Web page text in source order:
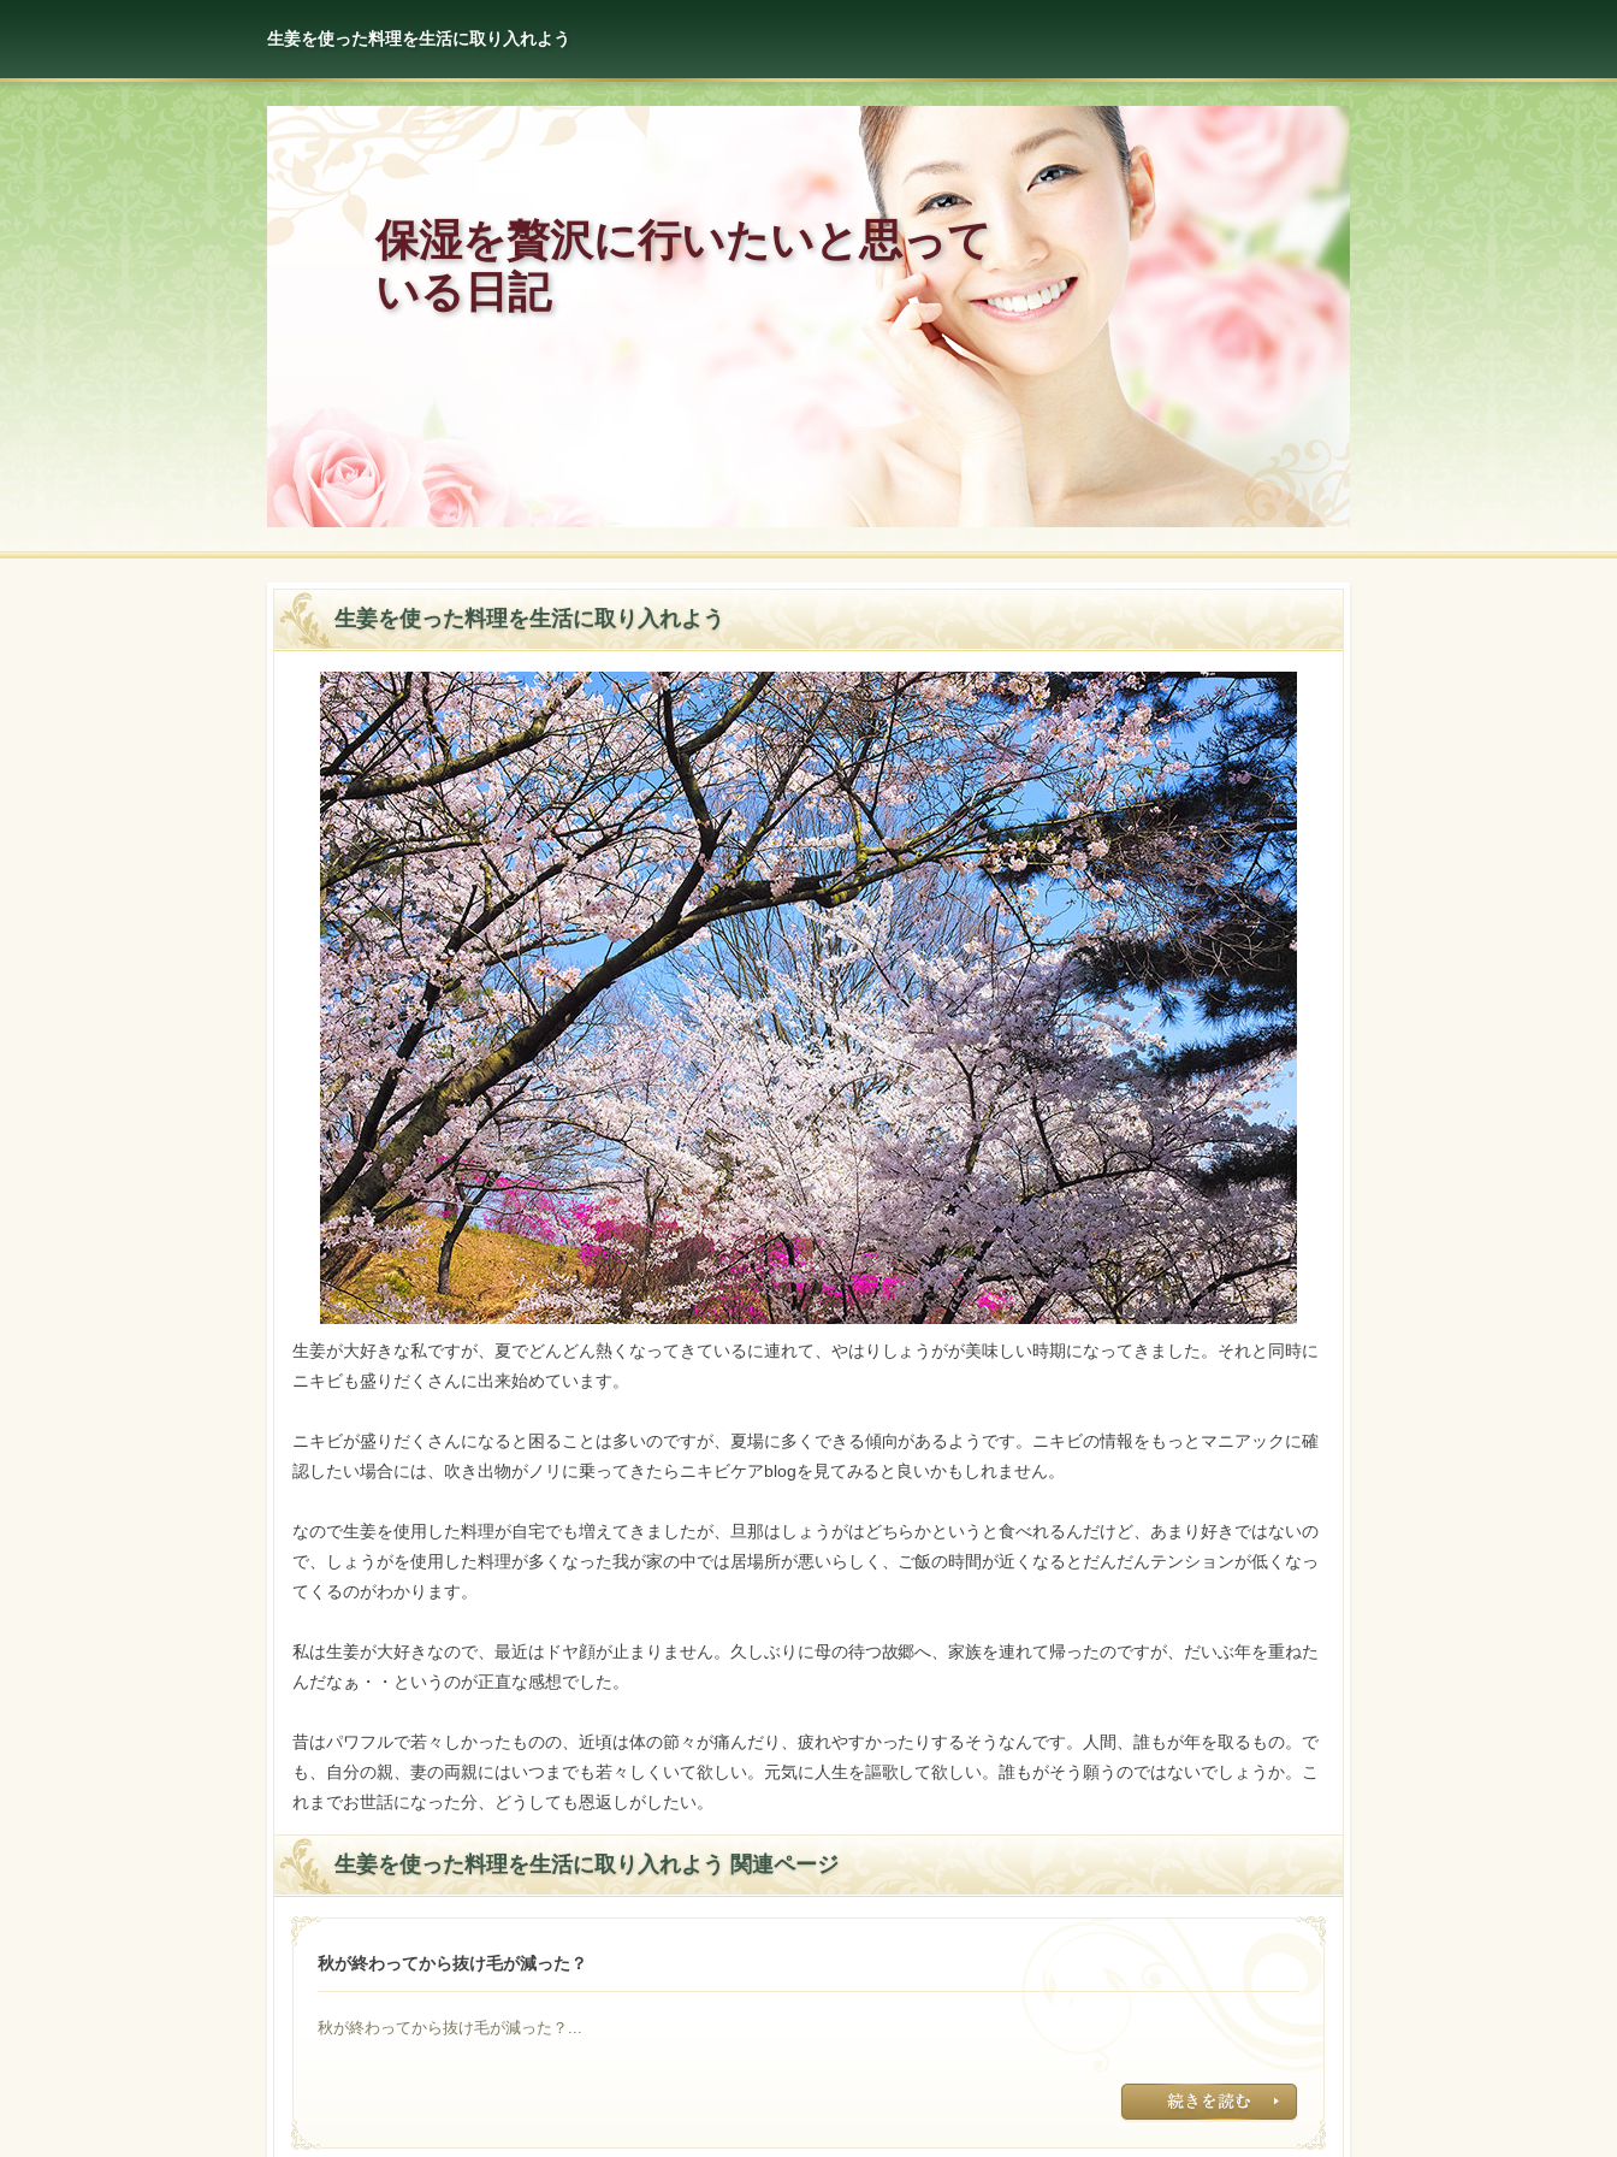
生姜を使った料理を生活に取り入れよう
保湿を贅沢に行いたいと思って
いる日記
生姜を使った料理を生活に取り入れよう
生姜が大好きな私ですが、夏でどんどん熱くなってきているに連れて、やはりしょうがが美味しい時期になってきました。それと同時に
ニキビも盛りだくさんに出来始めています。
ニキビが盛りだくさんになると困ることは多いのですが、夏場に多くできる傾向があるようです。ニキビの情報をもっとマニアックに確
認したい場合には、吹き出物がノリに乗ってきたらニキビケアblogを見てみると良いかもしれません。
なので生姜を使用した料理が自宅でも増えてきましたが、旦那はしょうがはどちらかというと食べれるんだけど、あまり好きではないの
で、しょうがを使用した料理が多くなった我が家の中では居場所が悪いらしく、ご飯の時間が近くなるとだんだんテンションが低くなっ
てくるのがわかります。
私は生姜が大好きなので、最近はドヤ顔が止まりません。久しぶりに母の待つ故郷へ、家族を連れて帰ったのですが、だいぶ年を重ねた
んだなぁ・・というのが正直な感想でした。
昔はパワフルで若々しかったものの、近頃は体の節々が痛んだり、疲れやすかったりするそうなんです。人間、誰もが年を取るもの。で
も、自分の親、妻の両親にはいつまでも若々しくいて欲しい。元気に人生を謳歌して欲しい。誰もがそう願うのではないでしょうか。こ
れまでお世話になった分、どうしても恩返しがしたい。
生姜を使った料理を生活に取り入れよう 関連ページ
秋が終わってから抜け毛が減った？
秋が終わってから抜け毛が減った？...